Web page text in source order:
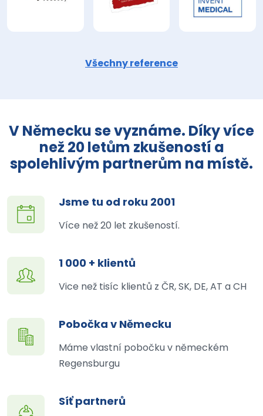
Všechny reference
V Německu se vyznáme. Díky více
než 20 letům zkušeností a
spolehlivým partnerům na místě.
Jsme tu od roku 2001
Více než 20 let zkušeností.
1 000 + klientů
Vice než tisíc klientů z ČR, SK, DE, AT a CH
Pobočka v Německu
Máme vlastní pobočku v německém
Regensburgu
Síť partnerů